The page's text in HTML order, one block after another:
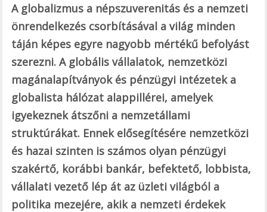
A globalizmus a népszuverenitás és a nemzeti
önrendelkezés csorbításával a világ minden
táján képes egyre nagyobb mértékű befolyást
szerezni. A globális vállalatok, nemzetközi
magánalapítványok és pénzügyi intézetek a
globalista hálózat alappillérei, amelyek
igyekeznek átszőni a nemzetállami
struktúrákat. Ennek elősegítésére nemzetközi
és hazai szinten is számos olyan pénzügyi
szakértő, korábbi bankár, befektető, lobbista,
vállalati vezető lép át az üzleti világból a
politika mezejére, akik a nemzeti érdekek